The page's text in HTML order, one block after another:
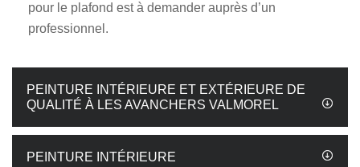
pour le plafond est à demander auprès d’un
professionnel.
PEINTURE INTÉRIEURE ET EXTÉRIEURE DE
QUALITÉ À LES AVANCHERS VALMOREL
PEINTURE INTÉRIEURE